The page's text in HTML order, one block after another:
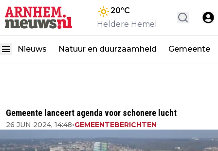
20°C
Heldere Hemel
Nieuws Natuur en duurzaamheid Gemeente
Gemeente lanceert agenda voor schonere lucht
26 JUN 2024, 14:48•GEMEENTEBERICHTEN